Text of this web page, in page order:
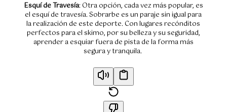
Esquí de Travesía: Otra opción, cada vez más popular, es
el esquí de travesía. Sobrarbe es un paraje sin igual para
la realización de este deporte. Con lugares recónditos
perfectos para el skimo, por su belleza y su seguridad,
aprender a esquiar fuera de pista de la forma más
segura y tranquila.